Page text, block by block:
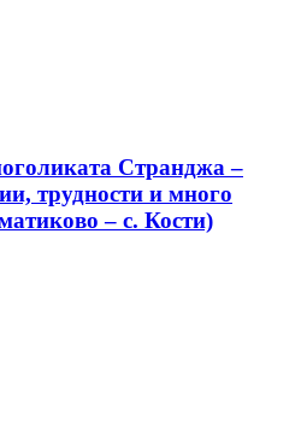
Странджа –
трудности и много
– с. Кости)